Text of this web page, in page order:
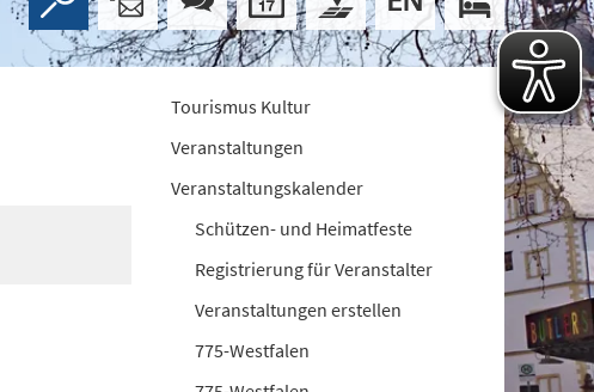
Tourismus Kultur
Veranstaltungen
Veranstaltungskalender
Schützen- und Heimatfeste
Registrierung für Veranstalter
Veranstaltungen erstellen
775-Westfalen